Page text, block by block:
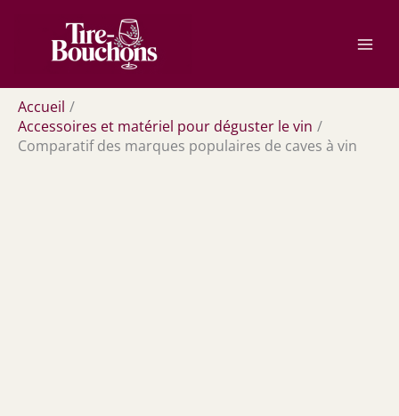
contenu
Accueil
Accessoires et matériel pour déguster le vin
Comparatif des marques populaires de caves à vin